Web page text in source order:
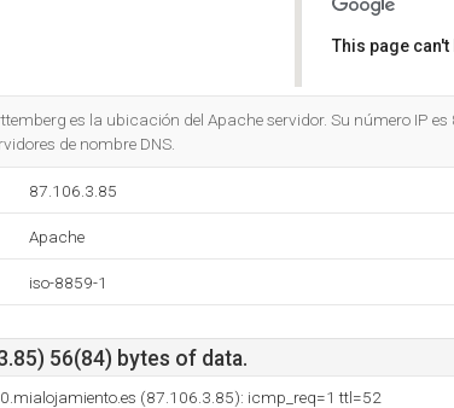
This page
es la ubicación del Apache servidor. Su número IP es
de nombre DNS.
87.106.3.85
Apache
iso-8859-1
56(84) bytes of data.
(87.106.3.85): icmp_req=1 ttl=52